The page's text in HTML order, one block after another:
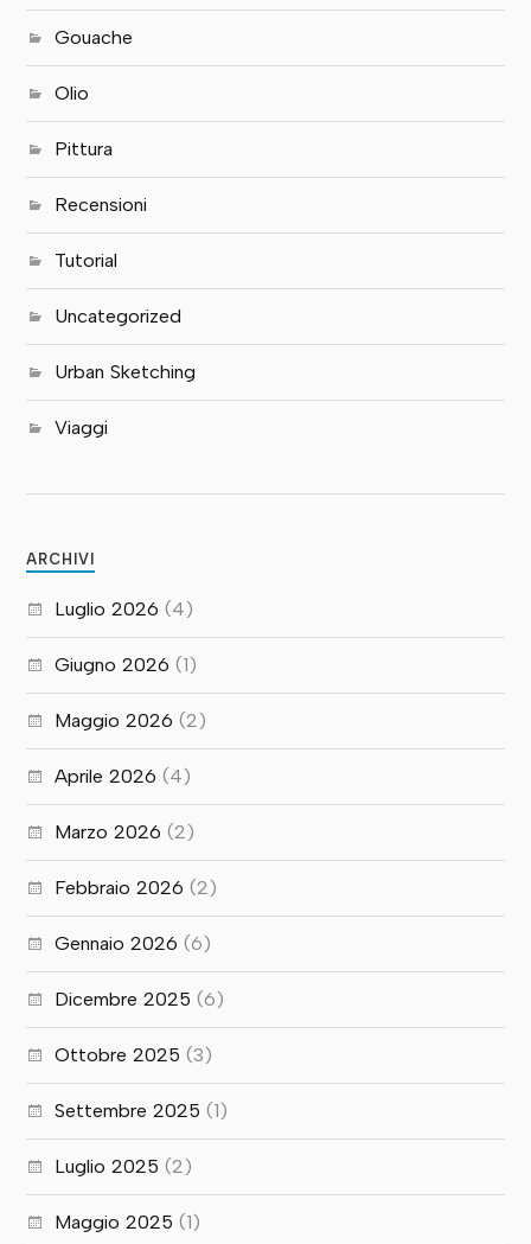
Gouache
Olio
Pittura
Recensioni
Tutorial
Uncategorized
Urban Sketching
Viaggi
ARCHIVI
Luglio 2026 (4)
Giugno 2026 (1)
Maggio 2026 (2)
Aprile 2026 (4)
Marzo 2026 (2)
Febbraio 2026 (2)
Gennaio 2026 (6)
Dicembre 2025 (6)
Ottobre 2025 (3)
Settembre 2025 (1)
Luglio 2025 (2)
Maggio 2025 (1)